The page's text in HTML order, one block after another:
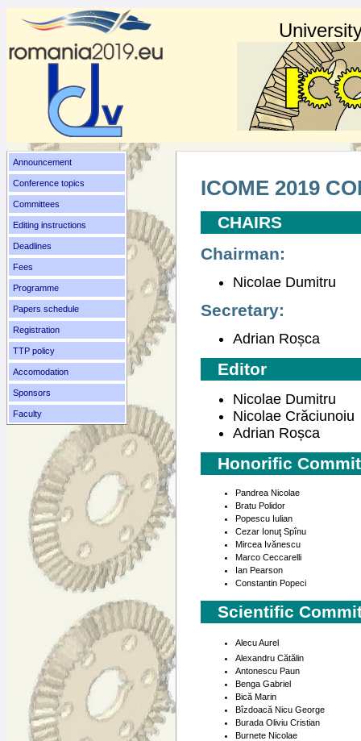
Announcement
Conference topics
Committees
Editing instructions
Deadlines
Fees
Programme
Papers schedule
Registration
TTP policy
Accomodation
Sponsors
Faculty
ICOME 2019
CHAIRS
Chairman:
Nicolae Dumitru
Secretary:
Adrian Roșca
Editor
Nicolae Dumitru
Nicolae Crăciunoiu
Adrian Roșca
Honorific
Pandrea Nicolae
Bratu Polidor
Popescu Iulian
Cezar Ionuţ Spînu
Mircea Ivănescu
Marco Ceccarelli
Ian Pearson
Constantin Popeci
Scientific
Alecu Aurel
Alexandru Cătălin
Antonescu Paun
Benga Gabriel
Bică Marin
Bîzdoacă Nicu George
Burada Oliviu Cristian
Burnete Nicolae